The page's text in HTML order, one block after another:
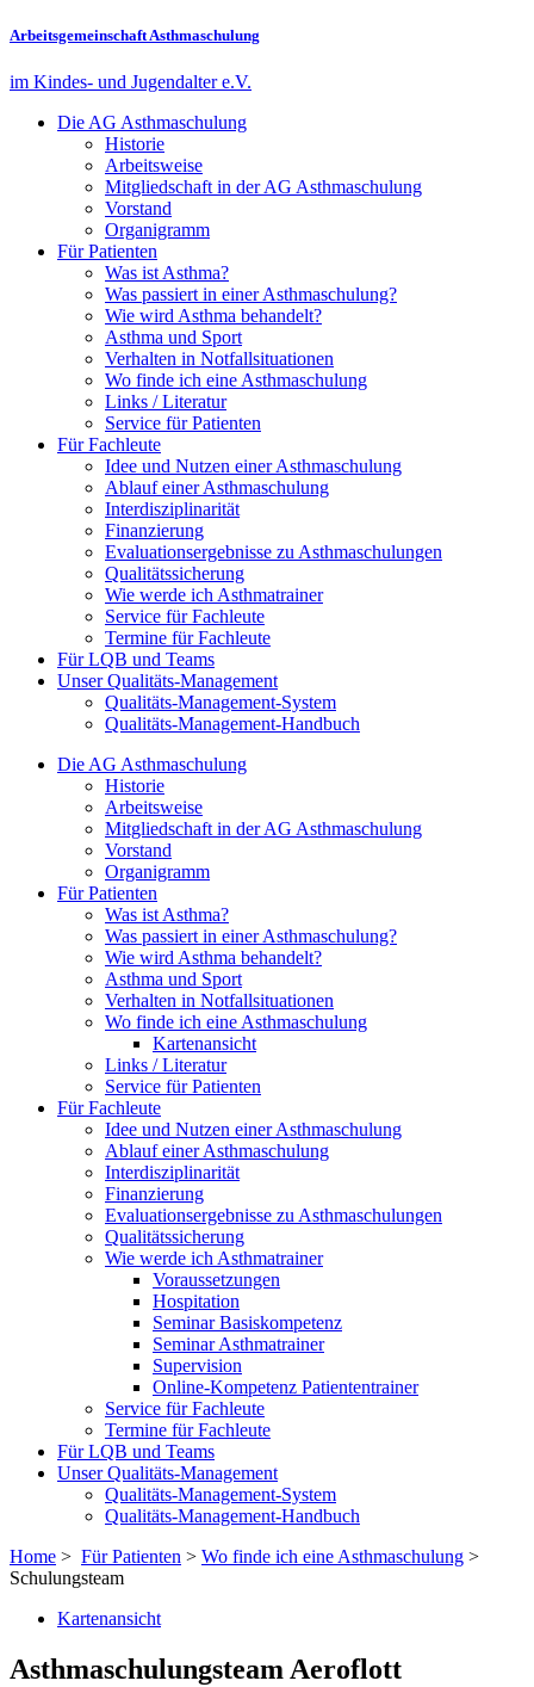
Arbeitsgemeinschaft Asthmaschulung
im Kindes- und Jugendalter e.V.
Die AG Asthmaschulung
Historie
Arbeitsweise
Mitgliedschaft in der AG Asthmaschulung
Vorstand
Organigramm
Für Patienten
Was ist Asthma?
Was passiert in einer Asthmaschulung?
Wie wird Asthma behandelt?
Asthma und Sport
Verhalten in Notfallsituationen
Wo finde ich eine Asthmaschulung
Links / Literatur
Service für Patienten
Für Fachleute
Idee und Nutzen einer Asthmaschulung
Ablauf einer Asthmaschulung
Interdisziplinarität
Finanzierung
Evaluationsergebnisse zu Asthmaschulungen
Qualitätssicherung
Wie werde ich Asthmatrainer
Service für Fachleute
Termine für Fachleute
Für LQB und Teams
Unser Qualitäts-Management
Qualitäts-Management-System
Qualitäts-Management-Handbuch
Die AG Asthmaschulung
Historie
Arbeitsweise
Mitgliedschaft in der AG Asthmaschulung
Vorstand
Organigramm
Für Patienten
Was ist Asthma?
Was passiert in einer Asthmaschulung?
Wie wird Asthma behandelt?
Asthma und Sport
Verhalten in Notfallsituationen
Wo finde ich eine Asthmaschulung
Kartenansicht
Links / Literatur
Service für Patienten
Für Fachleute
Idee und Nutzen einer Asthmaschulung
Ablauf einer Asthmaschulung
Interdisziplinarität
Finanzierung
Evaluationsergebnisse zu Asthmaschulungen
Qualitätssicherung
Wie werde ich Asthmatrainer
Voraussetzungen
Hospitation
Seminar Basiskompetenz
Seminar Asthmatrainer
Supervision
Online-Kompetenz Patiententrainer
Service für Fachleute
Termine für Fachleute
Für LQB und Teams
Unser Qualitäts-Management
Qualitäts-Management-System
Qualitäts-Management-Handbuch
Home > Für Patienten > Wo finde ich eine Asthmaschulung >
Schulungsteam
Kartenansicht
Asthmaschulungsteam Aeroflott